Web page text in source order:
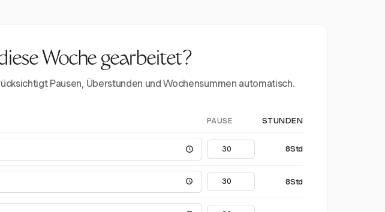
Woche gearbeitet?
Pausen, Überstunden und Wochensummen automatisch.
PAUSE STUNDEN
8Std
8Std